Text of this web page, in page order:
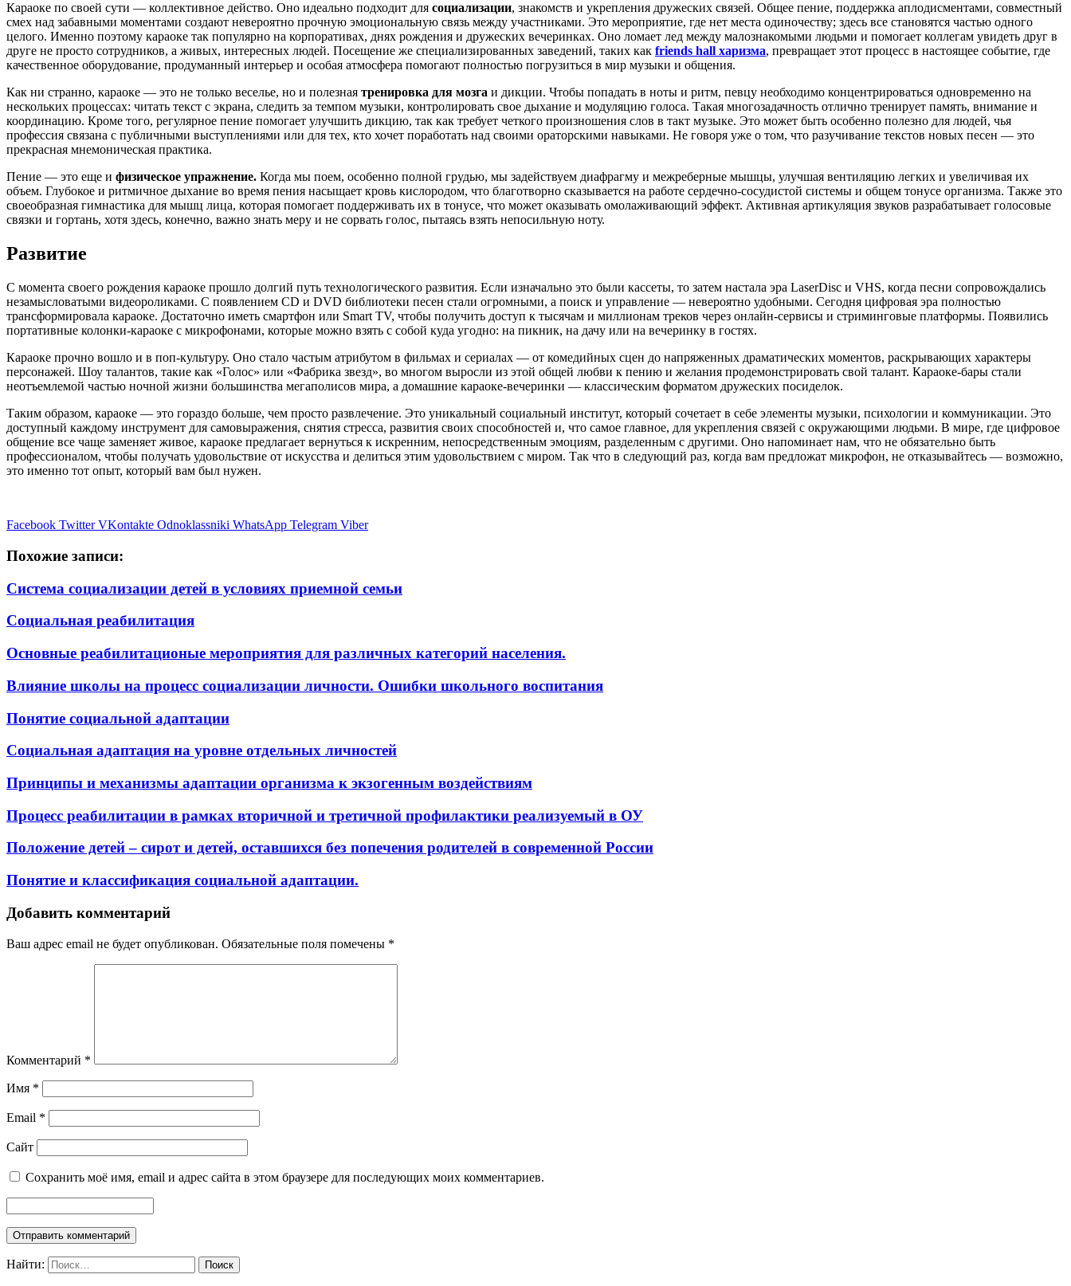
Караоке по своей сути — коллективное действо. Оно идеально подходит для социализации, знакомств и укрепления дружеских связей. Общее пение, поддержка аплодисментами, совместный
смех над забавными моментами создают невероятно прочную эмоциональную связь между участниками. Это мероприятие, где нет места одиночеству; здесь все становятся частью одного
целого. Именно поэтому караоке так популярно на корпоративах, днях рождения и дружеских вечеринках. Оно ломает лед между малознакомыми людьми и помогает коллегам увидеть друг в
друге не просто сотрудников, а живых, интересных людей. Посещение же специализированных заведений, таких как friends hall харизма, превращает этот процесс в настоящее событие, где
качественное оборудование, продуманный интерьер и особая атмосфера помогают полностью погрузиться в мир музыки и общения.
Как ни странно, караоке — это не только веселье, но и полезная тренировка для мозга и дикции. Чтобы попадать в ноты и ритм, певцу необходимо концентрироваться одновременно на
нескольких процессах: читать текст с экрана, следить за темпом музыки, контролировать свое дыхание и модуляцию голоса. Такая многозадачность отлично тренирует память, внимание и
координацию. Кроме того, регулярное пение помогает улучшить дикцию, так как требует четкого произношения слов в такт музыке. Это может быть особенно полезно для людей, чья
профессия связана с публичными выступлениями или для тех, кто хочет поработать над своими ораторскими навыками. Не говоря уже о том, что разучивание текстов новых песен — это
прекрасная мнемоническая практика.
Пение — это еще и физическое упражнение. Когда мы поем, особенно полной грудью, мы задействуем диафрагму и межреберные мышцы, улучшая вентиляцию легких и увеличивая их
объем. Глубокое и ритмичное дыхание во время пения насыщает кровь кислородом, что благотворно сказывается на работе сердечно-сосудистой системы и общем тонусе организма. Также это
своеобразная гимнастика для мышц лица, которая помогает поддерживать их в тонусе, что может оказывать омолаживающий эффект. Активная артикуляция звуков разрабатывает голосовые
связки и гортань, хотя здесь, конечно, важно знать меру и не сорвать голос, пытаясь взять непосильную ноту.
Развитие
С момента своего рождения караоке прошло долгий путь технологического развития. Если изначально это были кассеты, то затем настала эра LaserDisc и VHS, когда песни сопровождались
незамысловатыми видеороликами. С появлением CD и DVD библиотеки песен стали огромными, а поиск и управление — невероятно удобными. Сегодня цифровая эра полностью
трансформировала караоке. Достаточно иметь смартфон или Smart TV, чтобы получить доступ к тысячам и миллионам треков через онлайн-сервисы и стриминговые платформы. Появились
портативные колонки-караоке с микрофонами, которые можно взять с собой куда угодно: на пикник, на дачу или на вечеринку в гостях.
Караоке прочно вошло и в поп-культуру. Оно стало частым атрибутом в фильмах и сериалах — от комедийных сцен до напряженных драматических моментов, раскрывающих характеры
персонажей. Шоу талантов, такие как «Голос» или «Фабрика звезд», во многом выросли из этой общей любви к пению и желания продемонстрировать свой талант. Караоке-бары стали
неотъемлемой частью ночной жизни большинства мегаполисов мира, а домашние караоке-вечеринки — классическим форматом дружеских посиделок.
Таким образом, караоке — это гораздо больше, чем просто развлечение. Это уникальный социальный институт, который сочетает в себе элементы музыки, психологии и коммуникации. Это
доступный каждому инструмент для самовыражения, снятия стресса, развития своих способностей и, что самое главное, для укрепления связей с окружающими людьми. В мире, где цифровое
общение все чаще заменяет живое, караоке предлагает вернуться к искренним, непосредственным эмоциям, разделенным с другими. Оно напоминает нам, что не обязательно быть
профессионалом, чтобы получать удовольствие от искусства и делиться этим удовольствием с миром. Так что в следующий раз, когда вам предложат микрофон, не отказывайтесь — возможно,
это именно тот опыт, который вам был нужен.
Facebook Twitter VKontakte Odnoklassniki WhatsApp Telegram Viber
Похожие записи:
Система социализации детей в условиях приемной семьи
Социальная реабилитация
Основные реабилитационые мероприятия для различных категорий населения.
Влияние школы на процесс социализации личности. Ошибки школьного воспитания
Понятие социальной адаптации
Социальная адаптация на уровне отдельных личностей
Принципы и механизмы адаптации организма к экзогенным воздействиям
Процесс реабилитации в рамках вторичной и третичной профилактики реализуемый в ОУ
Положение детей – сирот и детей, оставшихся без попечения родителей в современной России
Понятие и классификация социальной адаптации.
Добавить комментарий
Ваш адрес email не будет опубликован. Обязательные поля помечены *
Комментарий *
Имя *
Email *
Сайт
Сохранить моё имя, email и адрес сайта в этом браузере для последующих моих комментариев.
Найти: